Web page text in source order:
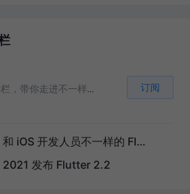
专注于 Flutter 的文章专栏，带你走进不一样的 Flutter 世界。 订阅
给 Android 和 iOS 开发人员不一样的 Flutter 基础讲解
2021 发布 Flutter 2.2